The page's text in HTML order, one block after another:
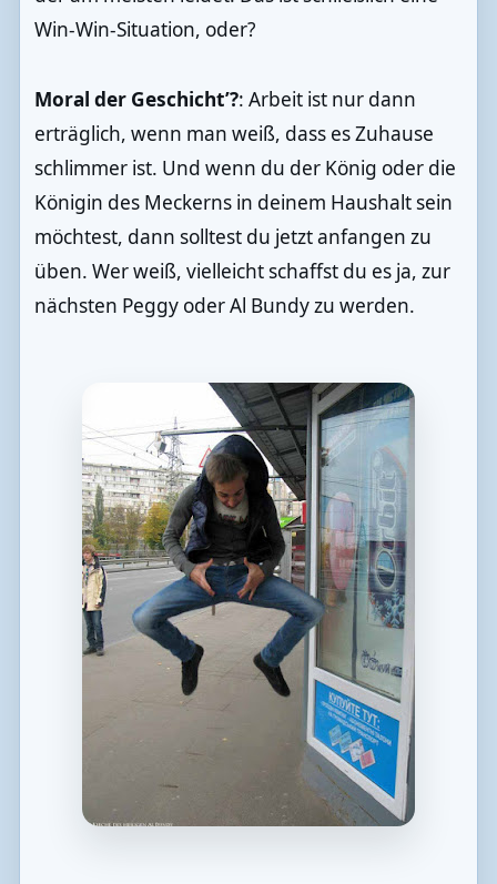
Win-Win-Situation, oder?
Moral der Geschicht’?: Arbeit ist nur dann
erträglich, wenn man weiß, dass es Zuhause
schlimmer ist. Und wenn du der König oder die
Königin des Meckerns in deinem Haushalt sein
möchtest, dann solltest du jetzt anfangen zu
üben. Wer weiß, vielleicht schaffst du es ja, zur
nächsten Peggy oder Al Bundy zu werden.